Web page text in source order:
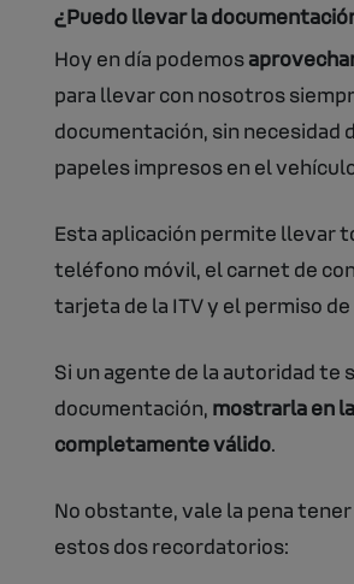
¿Puedo llevar la
Hoy en día podemos
para llevar con nosotros
documentación, sin necesidad
papeles impresos en el
Esta aplicación permite llevar
teléfono móvil, el carnet de
tarjeta de la ITV y el permiso
Si un agente de la autoridad te
documentación, mostrarla en
completamente válido.
No obstante, vale la pena
estos dos recordatorios: